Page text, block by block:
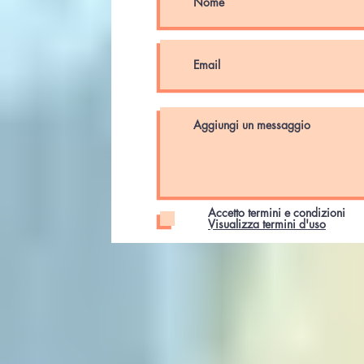
Accetto termini e condizioni
Visualizza termini d'uso